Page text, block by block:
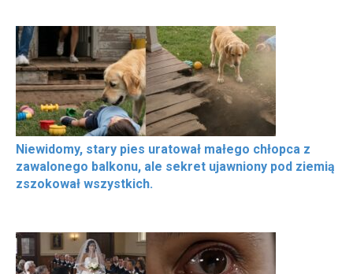
Niewidomy, stary pies uratował małego chłopca z
zawalonego balkonu, ale sekret ujawniony pod ziemią
zszokował wszystkich.